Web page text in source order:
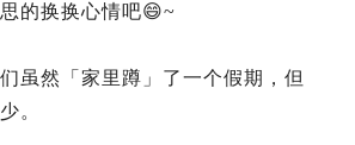
的换换心情吧😄~
虽然「家里蹲」了一个假期，但
。